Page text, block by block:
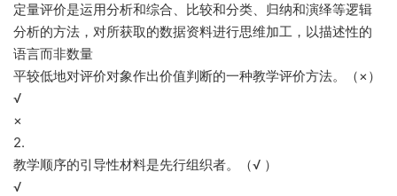
定量评价是运用分析和综合、比较和分类、归纳和演绎等逻辑
分析的方法，对所获取的数据资料进行思维加工，以描述性的
语言而非数量
平较低地对评价对象作出价值判断的一种教学评价方法。（×）
√
×
2.
教学顺序的引导性材料是先行组织者。（√ ）
√